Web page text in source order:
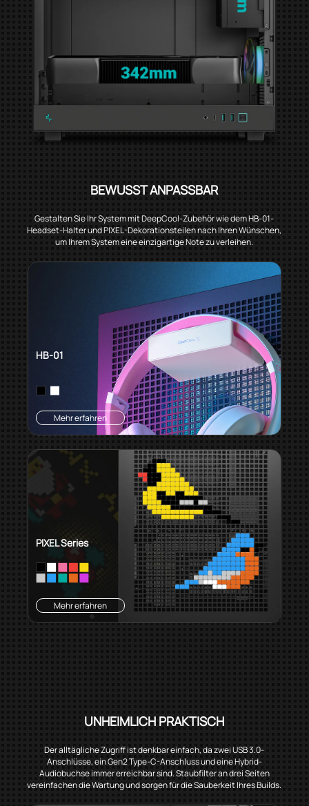
BEWUSST ANPASSBAR
Gestalten Sie Ihr System mit DeepCool-Zubehör wie dem HB-01-
Headset-Halter und PIXEL-Dekorationsteilen nach Ihren Wünschen,
um Ihrem System eine einzigartige Note zu verleihen.
HB-01
Mehr erfahren
PIXEL Series
Mehr erfahren
UNHEIMLICH PRAKTISCH
Der alltägliche Zugriff ist denkbar einfach, da zwei USB 3.0-
Anschlüsse, ein Gen2 Type-C-Anschluss und eine Hybrid-
Audiobuchse immer erreichbar sind. Staubfilter an drei Seiten
vereinfachen die Wartung und sorgen für die Sauberkeit Ihres Builds.